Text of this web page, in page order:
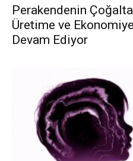
Perakendenin
Üretime ve
Devam Ediyor